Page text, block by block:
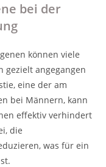
bei der
können viele
gezielt angegangen
eine der am
bei Männern, kann
effektiv verhindert
die
was für ein